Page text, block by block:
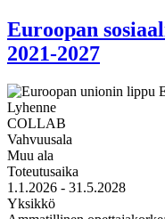
Euroopan
2021-2027
Lyhenne
COLLAB
Vahvuusala
Muu ala
Toteutusaika
1.1.2026 - 31.5.2028
Yksikkö